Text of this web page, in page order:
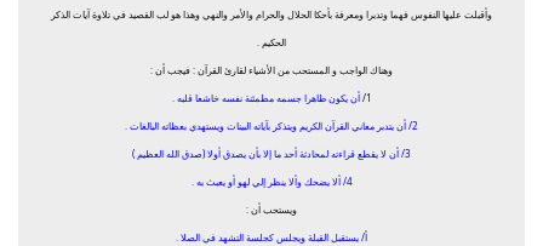
وأقبلت عليها النفوس فهما وتدبرا ومعرفة بأحكا الحلال والحرام والأمر والنهي وهذا هو لب القصيد في تلاوة آيات الذكر
الحكيم .
وهناك الواجب و المستحب من الأشياء لقارئ القرآن : فيجب أن :
1/ أن يكون طاهرا جسمه مطمئنة نفسه خاشعا قلبه .
2/ أن يتدبر معاني القرآن الكريم ويتذكر بآياته البينات ويستهدي بعظاته البالغات .
3/ أن لا يقطع قراءته لمحادثة أحد ما إلا بأن يصدق أولا (صدق الله العظيم )
4/ ألا يضحك وألا ينظر إلي لهو أو يعبث به .
ويستحب أن :
أ/ يستقبل القبلة ويجلس كجلسة التشهد في الصلا .